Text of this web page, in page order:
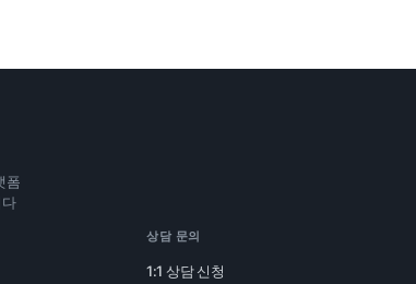
폼
상담 문의
1:1 상담 신청